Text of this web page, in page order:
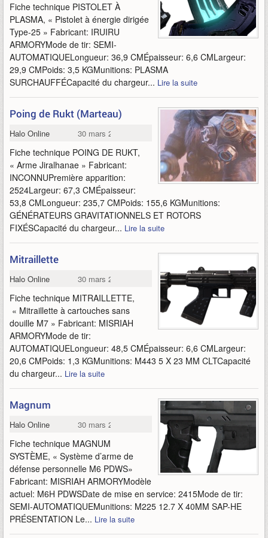
Fiche technique PISTOLET À
PLASMA, « Pistolet à énergie dirigée
Type-25 » Fabricant: IRUIRU
ARMORYMode de tir: SEMI-
AUTOMATIQUELongueur: 36,9 CMÉpaisseur: 6,6 CMLargeur:
29,9 CMPoids: 3,5 KGMunitions: PLASMA
SURCHAUFFÉCapacité du chargeur... Lire la suite
Poing de Rukt (Marteau)
Halo Online 30 mars 2015
Fiche technique POING DE RUKT,
« Arme Jiralhanae » Fabricant:
INCONNUPremière apparition:
2524Largeur: 67,3 CMÉpaisseur:
53,8 CMLongueur: 235,7 CMPoids: 155,6 KGMunitions:
GÉNÉRATEURS GRAVITATIONNELS ET ROTORS
FIXÉSCapacité du chargeur... Lire la suite
Mitraillette
Halo Online 30 mars 2015
Fiche technique MITRAILLETTE,
« Mitraillette à cartouches sans
douille M7 » Fabricant: MISRIAH
ARMORYMode de tir:
AUTOMATIQUELongueur: 48,5 CMÉpaisseur: 6,6 CMLargeur:
20,6 CMPoids: 1,3 KGMunitions: M443 5 X 23 MM CLTCapacité
du chargeur... Lire la suite
Magnum
Halo Online 30 mars 2015
Fiche technique MAGNUM
SYSTÈME, « Système d’arme de
défense personnelle M6 PDWS»
Fabricant: MISRIAH ARMORYModèle
actuel: M6H PDWSDate de mise en service: 2415Mode de tir:
SEMI-AUTOMATIQUEMunitions: M225 12.7 X 40MM SAP-HE
PRÉSENTATION Le... Lire la suite